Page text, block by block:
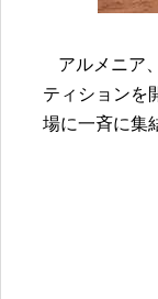
アルメニア
ティションを
場に一斉に集